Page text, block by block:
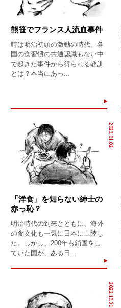
熊笹でフランス人流血事件
時は明治初頭の激動の時代。各
国の食習慣の共通認識もない中
で起きた事件から得られる教訓
とは？本当にあっ...
2023.01.02
「洋食」を知らない紳士の
赤っ恥？
明治時代の到来とともに、海外
の食文化も一気に日本に上陸し
た。しかし、200年も鎖国をし
ていた国が、ある日...
2022.10.31